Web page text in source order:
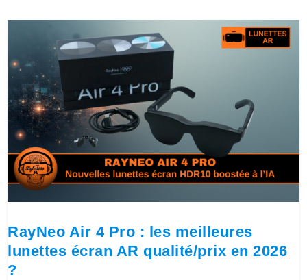
RayNeo Air 4 Pro : les meilleures
lunettes écran AR qualité/prix en 2026
?